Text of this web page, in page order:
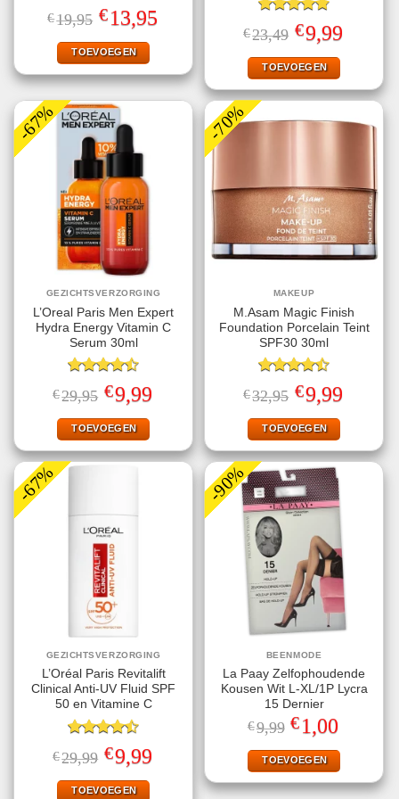
Gewaardeerd
4.67uit 5
€19,95 Oorspronkelijke
prijs
was:
€19,95.
€13,95prijs
TOEVOEGEN
Gewaardeerd
4.78uit 5
€23,49 Oorspronkelijke
prijs
was:
€23,49.
€9,99Huidige
prijs
TOEVOEGEN
-67%
GEZICHTSVERZORGING
L’Oreal Paris Men Expert
Hydra Energy Vitamin C
Serum 30ml
Gewaardeerd
4.50uit 5
€29,95 Oorspronkelijke
prijs
was:
€29,95.
€9,99Huidige
prijs
TOEVOEGEN
-70%
MAKEUP
M.Asam Magic Finish
Foundation Porcelain Teint
SPF30 30ml
Gewaardeerd
4.50uit 5
€32,95 Oorspronkelijke
prijs
was:
€32,95.
€9,99Huidige
prijs
TOEVOEGEN
-67%
GEZICHTSVERZORGING
L’Oréal Paris Revitalift
Clinical Anti-UV Fluid SPF
50 en Vitamine C
Gewaardeerd
4.50uit 5
€29,99 Oorspronkelijke
prijs
was:
€29,99.
€9,99Huidige
prijs
TOEVOEGEN
-90%
BEENMODE
La Paay Zelfophoudende
Kousen Wit L-XL/1P Lycra
15 Dernier
€9,99 Oorspronkelijke
prijs
was:
€9,99.
€1,00
is:
€1,00.
TOEVOEGEN